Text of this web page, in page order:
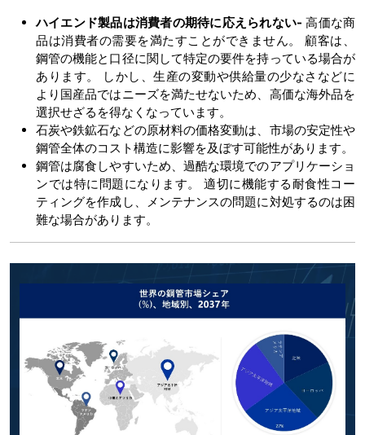
ハイエンド製品は消費者の期待に応えられない- 高価な商
品は消費者の需要を満たすことができません。 顧客は、
鋼管の機能と口径に関して特定の要件を持っている場合が
あります。 しかし、生産の変動や供給量の少なさなどに
より国産品ではニーズを満たせないため、高価な海外品を
選択せざるを得なくなっています。
石炭や鉄鉱石などの原材料の価格変動は、市場の安定性や
鋼管全体のコスト構造に影響を及ぼす可能性があります。
鋼管は腐食しやすいため、過酷な環境でのアプリケーショ
ンでは特に問題になります。 適切に機能する耐食性コー
ティングを作成し、メンテナンスの問題に対処するのは困
難な場合があります。